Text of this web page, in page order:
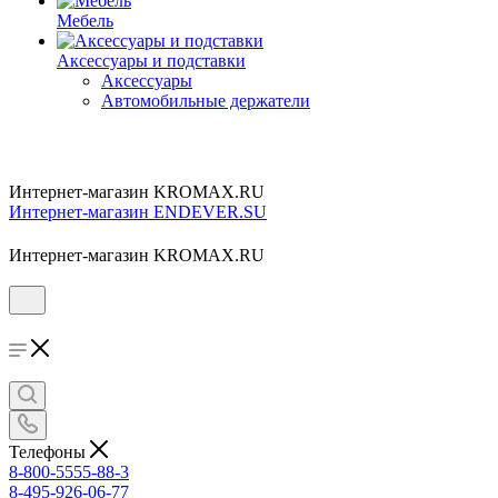
Мебель
Аксессуары и подставки
Аксессуары
Автомобильные держатели
Интернет-магазин KROMAX.RU
Интернет-магазин ENDEVER.SU
Интернет-магазин KROMAX.RU
Телефоны
8-800-5555-88-3
8-495-926-06-77